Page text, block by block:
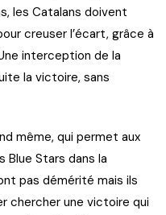
les Catalans doivent
creuser l’écart, grâce à
interception de la
la victoire, sans
même, qui permet aux
Stars dans la
pas démérité mais ils
chercher une victoire qui